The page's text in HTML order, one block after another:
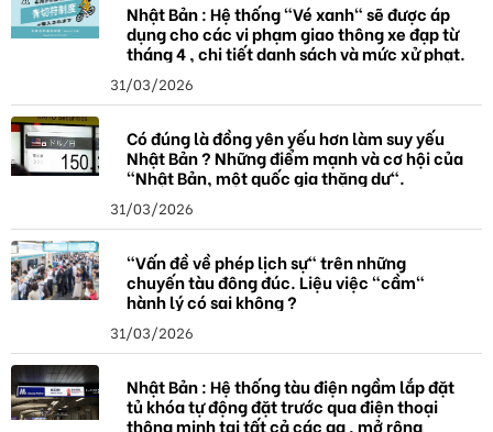
Nhật Bản : Hệ thống "Vé xanh" sẽ được áp
dụng cho các vi phạm giao thông xe đạp từ
tháng 4 , chi tiết danh sách và mức xử phạt.
31/03/2026
Có đúng là đồng yên yếu hơn làm suy yếu
Nhật Bản ? Những điểm mạnh và cơ hội của
"Nhật Bản, một quốc gia thặng dư".
31/03/2026
"Vấn đề về phép lịch sự" trên những
chuyến tàu đông đúc. Liệu việc "cầm"
hành lý có sai không ?
31/03/2026
Nhật Bản : Hệ thống tàu điện ngầm lắp đặt
tủ khóa tự động đặt trước qua điện thoại
thông minh tại tất cả các ga , mở rộng